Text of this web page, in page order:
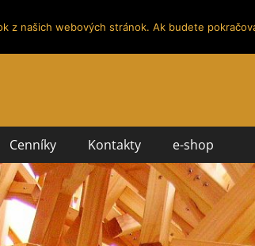
Cenníky Kontakty e-shop
z našich webových stránok. Ak budete